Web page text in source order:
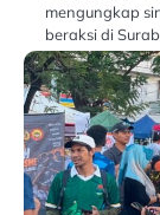
mengungkap
beraksi di